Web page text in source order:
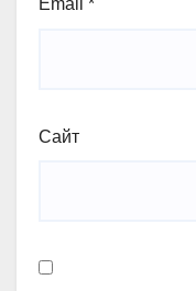
Email *
Сайт